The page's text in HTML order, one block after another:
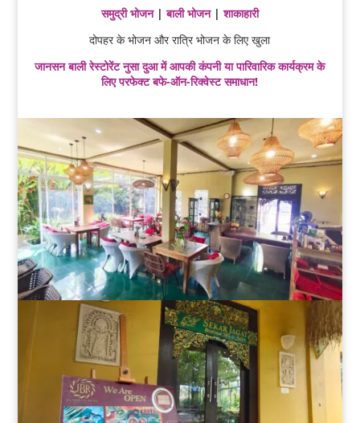
समुद्री भोजन|बाली भोजन |शाकाहारी
दोपहर के भोजन और रात्रि भोजन के लिए खुला
जानसन बाली रेस्टोरेंट नुसा दुआ में आपकी कंपनी या पारिवारिक कार्यक्रम के
लिए परफेक्ट बफे-ऑन-रिक्वेस्ट समाधान!